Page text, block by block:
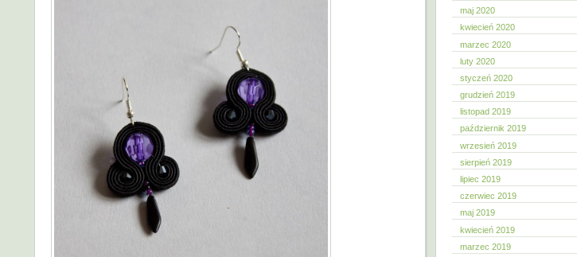
maj 2020
kwiecień 2020
marzec 2020
luty 2020
styczeń 2020
grudzień 2019
listopad 2019
październik 2019
wrzesień 2019
sierpień 2019
lipiec 2019
czerwiec 2019
maj 2019
kwiecień 2019
marzec 2019